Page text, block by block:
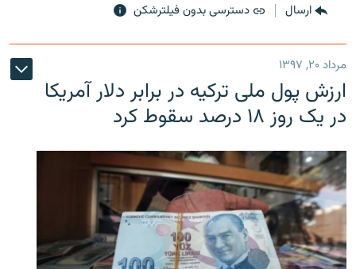
ارسال دسترسی بدون فیلترشکن
مرداد ۲۰, ۱۳۹۷
ارزش پول ملی ترکیه در برابر دلار آمریکا
در یک روز ۱۸ درصد سقوط کرد